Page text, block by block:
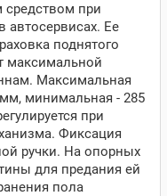
средством при
автосервисах. Ее
поднятого
максимальной
Максимальная
минимальная - 285
при
Фиксация
ручки. На опорных
для предания ей
пола